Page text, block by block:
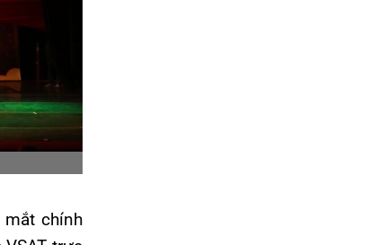
chính